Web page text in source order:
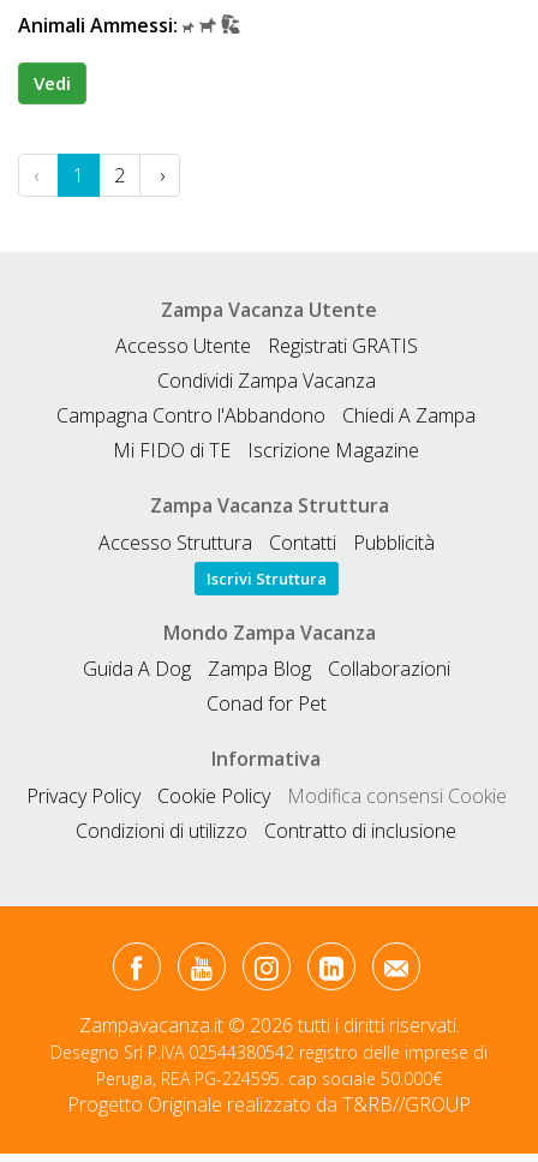
Animali Ammessi:
Vedi
‹ 1 2 ›
Zampa Vacanza Utente
Accesso Utente
Registrati GRATIS
Condividi Zampa Vacanza
Campagna Contro l'Abbandono
Chiedi A Zampa
Mi FIDO di TE
Iscrizione Magazine
Zampa Vacanza Struttura
Accesso Struttura
Contatti Pubblicità
Iscrivi Struttura
Mondo Zampa Vacanza
Guida A Dog
Zampa Blog
Collaborazioni
Conad for Pet
Informativa
Privacy Policy
Cookie Policy
Modifica consensi Cookie
Condizioni di utilizzo
Contratto di inclusione
Zampavacanza.it © 2026 tutti i diritti riservati.
Desegno Srl P.IVA 02544380542 registro delle imprese di
Perugia, REA PG-224595. cap sociale 50.000€
Progetto Originale realizzato da T&RB//GROUP